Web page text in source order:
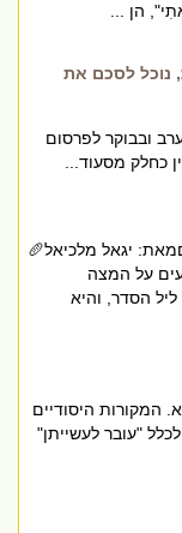
הן ...
נוכל לסכם את
ובבוקר לפרסום
כחלק מסעוד...
יגאל מלכיאל🥖
על המצה
הסדר, והיא
המקורות היסודיים
"עובר לעשייתן"